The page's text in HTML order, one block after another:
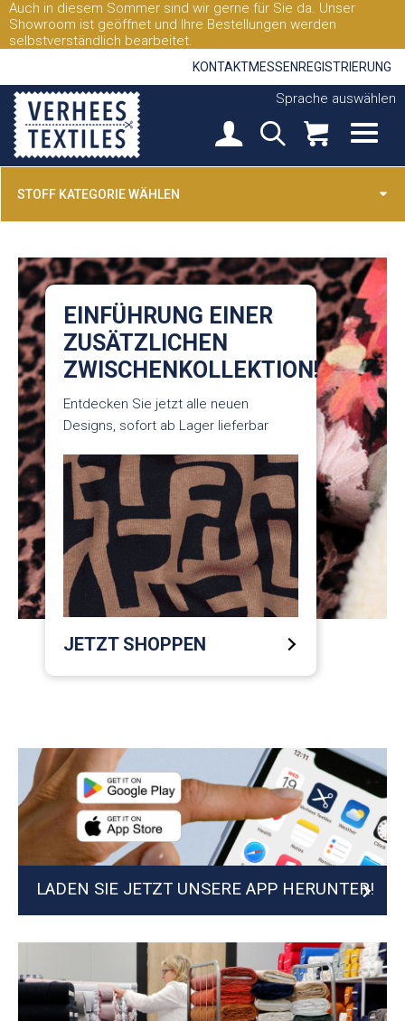
Auch in diesem Sommer sind wir gerne für Sie da. Unser
Showroom ist geöffnet und Ihre Bestellungen werden
selbstverständlich bearbeitet.
KONTAKTMESSEN REGISTRIERUNG
Sprache auswählen
STOFF KATEGORIE WÄHLEN
EINFÜHRUNG EINER
ZUSÄTZLICHEN
ZWISCHENKOLLEKTION!
Entdecken Sie jetzt alle neuen
Designs, sofort ab Lager lieferbar
JETZT SHOPPEN
LADEN SIE JETZT UNSERE APP HERUNTER!